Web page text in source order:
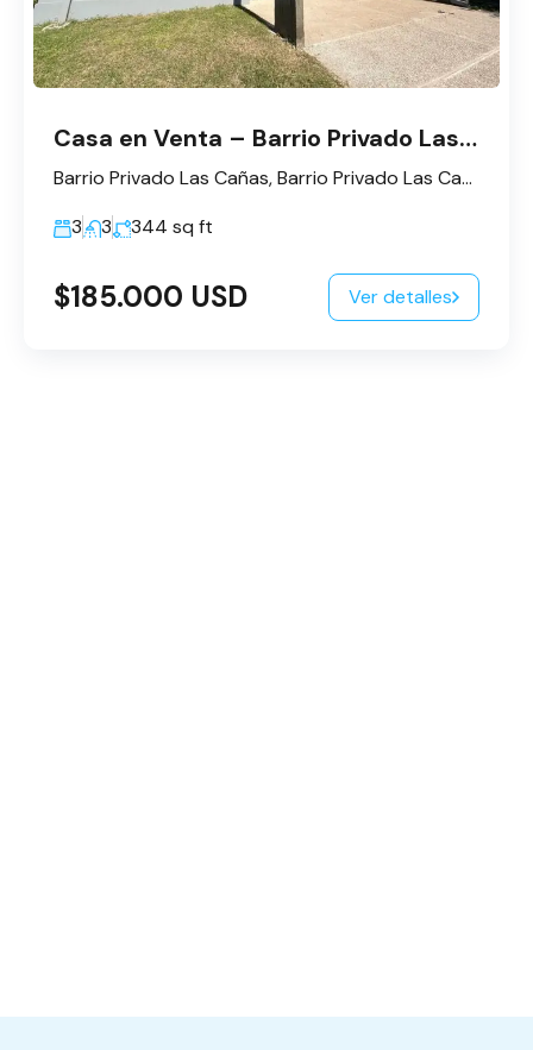
Casa en Venta – Barrio Privado Las Cañas
Barrio Privado Las Cañas, Barrio Privado Las Cañas, Yerba Buena, Tucumán, Argentina
3
3 344 sq ft
$185.000 USD Ver detalles